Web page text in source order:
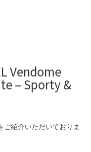
Vendome
– Sporty &
ご紹介いただいておりま